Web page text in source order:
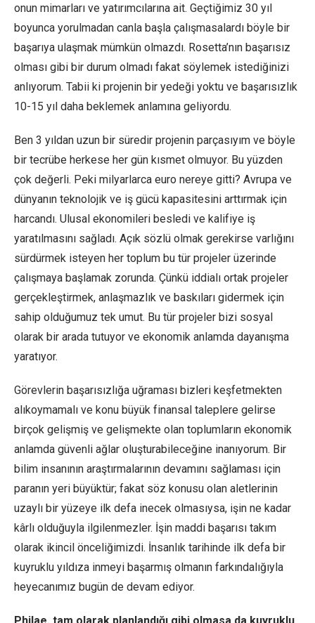
onun mimarları ve yatırımcılarına ait. Geçtiğimiz 30 yıl
boyunca yorulmadan canla başla çalışmasalardı böyle bir
başarıya ulaşmak mümkün olmazdı. Rosetta’nın başarısız
olması gibi bir durum olmadı fakat söylemek istediğinizi
anlıyorum. Tabii ki projenin bir yedeği yoktu ve başarısızlık
10-15 yıl daha beklemek anlamına geliyordu.
Ben 3 yıldan uzun bir süredir projenin parçasıyım ve böyle
bir tecrübe herkese her gün kısmet olmuyor. Bu yüzden
çok değerli. Peki milyarlarca euro nereye gitti? Avrupa ve
dünyanın teknolojik ve iş gücü kapasitesini arttırmak için
harcandı. Ulusal ekonomileri besledi ve kalifiye iş
yaratılmasını sağladı. Açık sözlü olmak gerekirse varlığını
sürdürmek isteyen her toplum bu tür projeler üzerinde
çalışmaya başlamak zorunda. Çünkü iddialı ortak projeler
gerçekleştirmek, anlaşmazlık ve baskıları gidermek için
sahip olduğumuz tek umut. Bu tür projeler bizi sosyal
olarak bir arada tutuyor ve ekonomik anlamda dayanışma
yaratıyor.
Görevlerin başarısızlığa uğraması bizleri keşfetmekten
alıkoymamalı ve konu büyük finansal taleplere gelirse
birçok gelişmiş ve gelişmekte olan toplumların ekonomik
anlamda güvenli ağlar oluşturabileceğine inanıyorum. Bir
bilim insanının araştırmalarının devamını sağlaması için
paranın yeri büyüktür; fakat söz konusu olan aletlerinin
uzaylı bir yüzeye ilk defa inecek olmasıysa, işin ne kadar
kârlı olduğuyla ilgilenmezler. İşin maddi başarısı takım
olarak ikincil önceliğimizdi. İnsanlık tarihinde ilk defa bir
kuyruklu yıldıza inmeyi başarmış olmanın farkındalığıyla
heyecanımız bugün de devam ediyor.